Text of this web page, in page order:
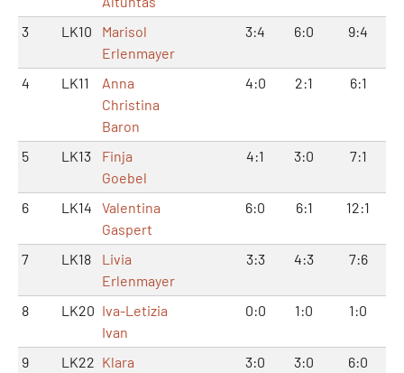
3
LK10
Marisol
Erlenmayer
3:4 6:0 9:4
4 LK11
Anna
Christina
Baron
4:0 2:1 6:1
5 LK13
Finja
Goebel
4:1 3:0 7:1
6 LK14
Valentina
Gaspert
6:0 6:1 12:1
7 LK18
Livia
Erlenmayer
3:3 4:3 7:6
8 LK20 Iva-Letizia
Ivan
0:0 1:0 1:0
9 LK22 Klara
3:0 3:0 6:0